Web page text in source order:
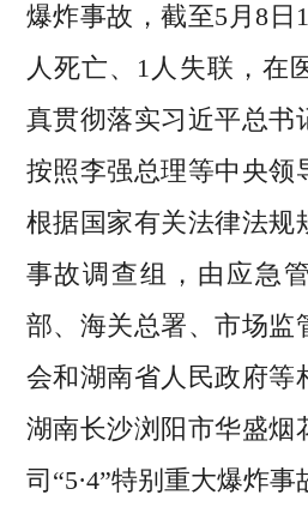
爆炸事故，截至5月8日
人死亡、1人失联，在
真贯彻落实习近平总书
按照李强总理等中央领
根据国家有关法律法规
事故调查组，由应急
部、海关总署、市场监
会和湖南省人民政府等
湖南长沙浏阳市华盛烟
司“5·4”特别重大爆炸事